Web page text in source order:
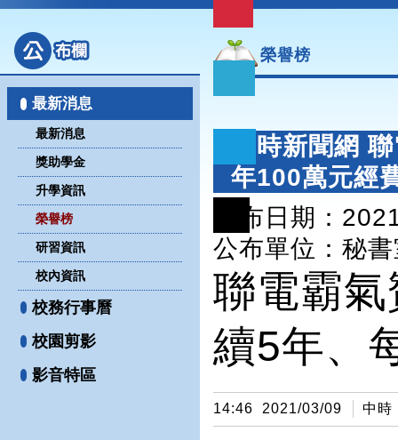
最新消息
最新消息
獎助學金
升學資訊
榮譽榜
研習資訊
校內資訊
校務行事曆
校園剪影
影音特區
榮譽榜
中時新聞網
年100萬元經
公布日期：
公布單位 ：秘
聯電霸
續5年、
14:46 2021/03/09 中時